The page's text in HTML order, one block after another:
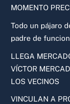
MOMENTO
Todo un pájaro
padre de
LLEGA
VÍCTOR
LOS VECINOS
VINCULAN A